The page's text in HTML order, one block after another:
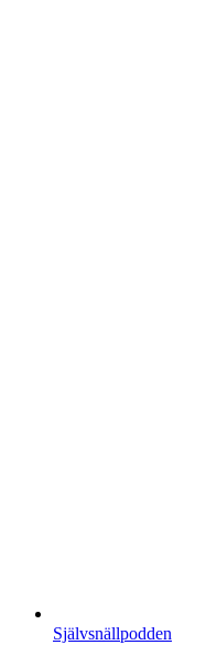
Självsnällpodden